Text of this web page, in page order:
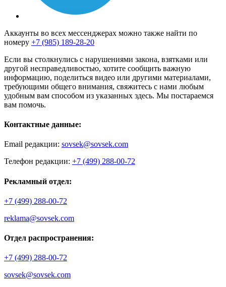
Аккаунты во всех мессенджерах можно также найти по
номеру +7 (985) 189-28-20
Если вы столкнулись с нарушениями закона, взятками или
другой несправедливостью, хотите сообщить важную
информацию, поделиться видео или другими материалами,
требующими общего внимания, свяжитесь с нами любым
удобным вам способом из указанных здесь. Мы постараемся
вам помочь.
Контактные данные:
Email редакции: sovsek@sovsek.com
Телефон редакции: +7 (499) 288-00-72
Рекламный отдел:
+7 (499) 288-00-72
reklama@sovsek.com
Отдел распространения:
+7 (499) 288-00-72
sovsek@sovsek.com